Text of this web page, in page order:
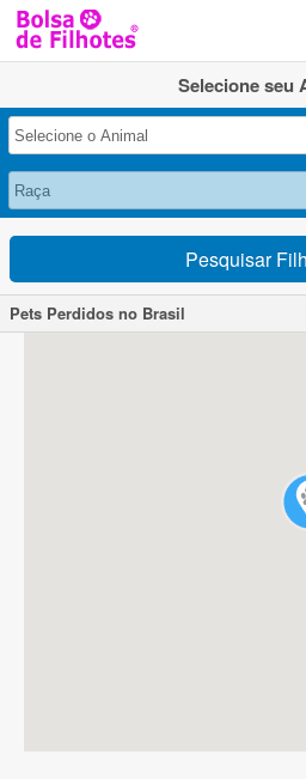
Selecione seu
Pesquisar
Pets Perdidos no Brasil